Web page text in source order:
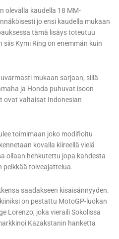
olevalla kaudella 18 MM-
jo ensi kaudella mukaan
tämä lisäys toteutuu
Kymi Ring on enemmän kuin
mukaan sarjaan, sillä
ja Honda puhuvat isoon
ovat valtaisat Indonesian
toimimaan joko modifioitu
kovalla kiireellä vielä
ollaan hehkutettu jopa kahdesta
pelkkää toiveajattelua.
saadakseen kisaisännyyden.
on pestattu MotoGP-luokan
Lorenzo, joka vieraili Sokolissa
Kazakstanin hanketta